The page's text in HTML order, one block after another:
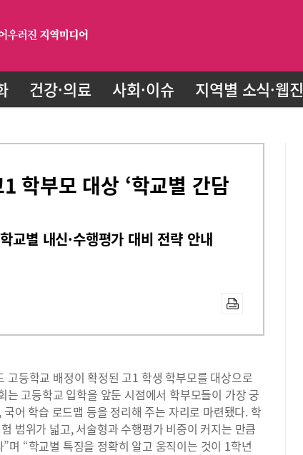
건강·의료 사회·이슈 지역별 소식·웹진
학부모 대상 ‘학교별 간담
별 내신·수행평가 대비 전략 안내
고등학교 배정이 확정된 고1 학생 학부모를 대상으로
는 고등학교 입학을 앞둔 시점에서 학부모들이 가장 궁
어 학습 로드맵 등을 정리해 주는 자리로 마련됐다. 학
범위가 넓고, 서술형과 수행평가 비중이 커지는 만큼
며 “학교별 특징을 정확히 알고 움직이는 것이 1학년